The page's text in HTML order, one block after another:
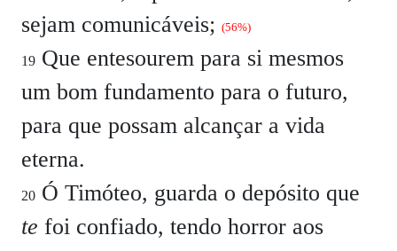
sejam comunicáveis; (56%)
19 Que entesourem para si mesmos
um bom fundamento para o futuro,
para que possam alcançar a vida
eterna.
20 Ó Timóteo, guarda o depósito que
te foi confiado, tendo horror aos